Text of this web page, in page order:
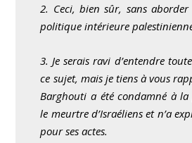
2. Ceci, bien sûr, sans
politique intérieure
3. Je serais ravi d’entendre
ce sujet, mais je tiens à vous
Barghouti a été condamné à
le meurtre d’Israéliens et n’a
pour ses actes.